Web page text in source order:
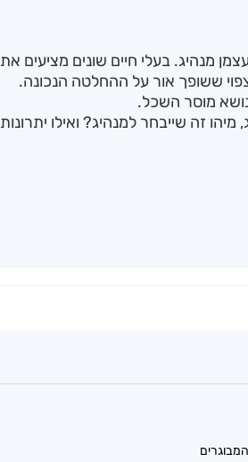
מנהיג. בעלי חיים שונים מציעים את
ששופך אור על ההחלטה הנכונה.
נושא מוסר השכל.
זה שייבחר למנהיג? ואילו יתרונות